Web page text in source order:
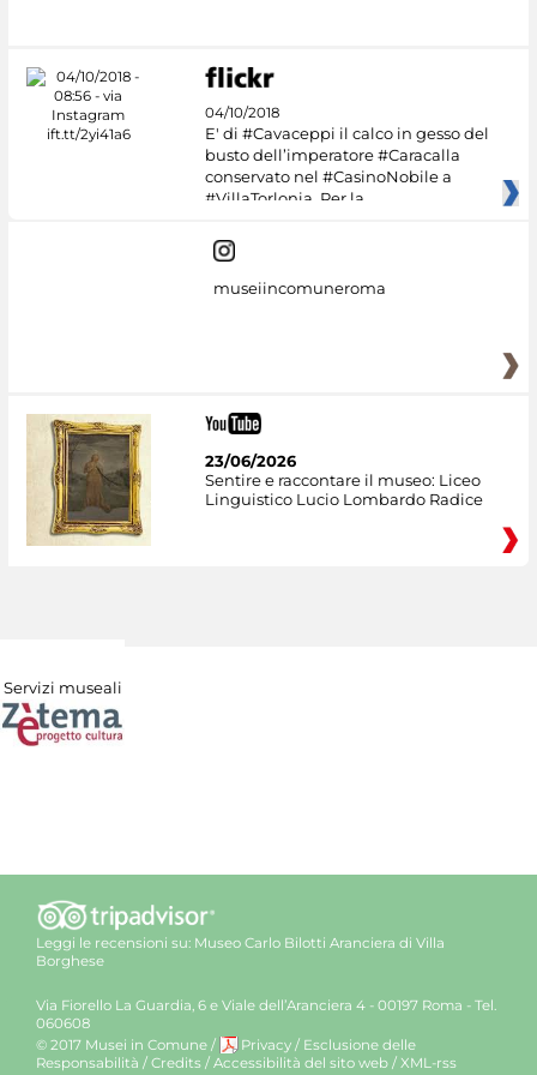
04/10/2018
E' di #Cavaceppi il calco in gesso del
busto dell’imperatore #Caracalla
conservato nel #CasinoNobile a
#VillaTorlonia. Per la
museiincomuneroma
23/06/2026
Sentire e raccontare il museo: Liceo
Linguistico Lucio Lombardo Radice
Servizi museali
Leggi le recensioni su: Museo Carlo Bilotti Aranciera di Villa
Borghese
Via Fiorello La Guardia, 6 e Viale dell’Aranciera 4 - 00197 Roma - Tel.
060608
© 2017 Musei in Comune / Privacy / Esclusione delle
Responsabilità / Credits / Accessibilità del sito web / XML-rss